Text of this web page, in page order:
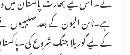
ہے۔نائن الیون کے بعد صلیبیوں نے
کے لیے گوریلا جنگ شروع کی۔